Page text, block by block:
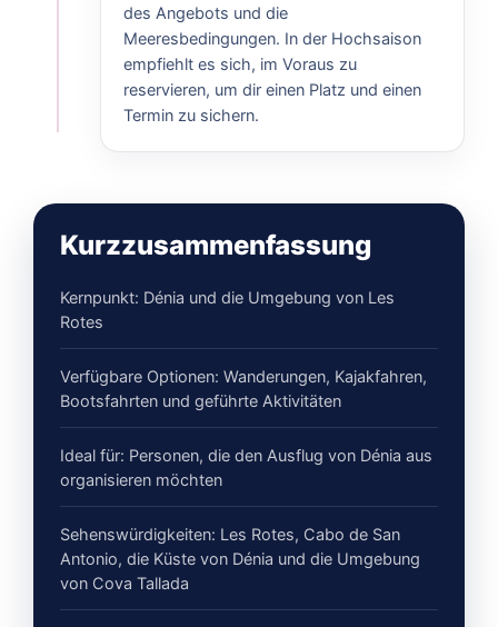
des Angebots und die
Meeresbedingungen. In der Hochsaison
empfiehlt es sich, im Voraus zu
reservieren, um dir einen Platz und einen
Termin zu sichern.
Kurzzusammenfassung
Kernpunkt: Dénia und die Umgebung von Les
Rotes
Verfügbare Optionen: Wanderungen, Kajakfahren,
Bootsfahrten und geführte Aktivitäten
Ideal für: Personen, die den Ausflug von Dénia aus
organisieren möchten
Sehenswürdigkeiten: Les Rotes, Cabo de San
Antonio, die Küste von Dénia und die Umgebung
von Cova Tallada